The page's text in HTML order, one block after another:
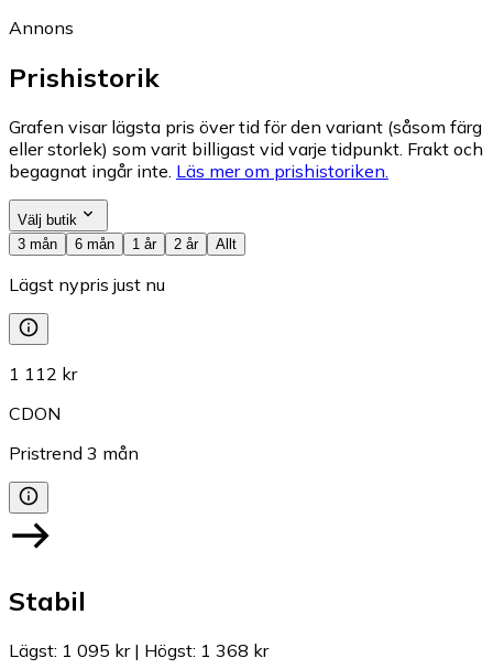
Annons
Prishistorik
Grafen visar lägsta pris över tid för den variant (såsom färg
eller storlek) som varit billigast vid varje tidpunkt. Frakt och
begagnat ingår inte. Läs mer om prishistoriken.
Välj butik
3 mån
6 mån 1 år 2 år Allt
Lägst nypris just nu
1 112 kr
CDON
Pristrend 3 mån
Stabil
Lägst: 1 095 kr| Högst: 1 368 kr